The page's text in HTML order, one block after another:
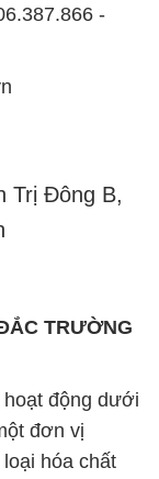
Đông B,
TRƯỜNG
hóa chất
cầu sử
và đáp ứng
hàng đầu.